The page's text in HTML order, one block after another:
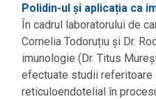
Polidin-ul și aplicația ca
În cadrul laboratorului de
Cornelia Todoruțiu și Dr.
imunologie (Dr. Titus
efectuate studii referitoare
reticuloendotelial în